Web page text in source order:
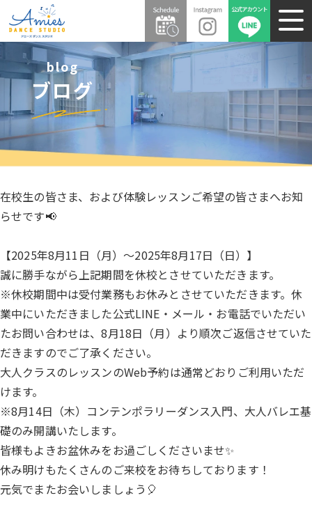
blog
ブログ
在校生の皆さま、および体験レッスンご希望の皆さまへお知
らせです📢
【2025年8月11日（月）～2025年8月17日（日）】
誠に勝手ながら上記期間を休校とさせていただきます。
※休校期間中は受付業務もお休みとさせていただきます。休
業中にいただきました公式LINE・メール・お電話でいただい
たお問い合わせは、8月18日（月）より順次ご返信させていた
だきますのでご了承ください。
大人クラスのレッスンのWeb予約は通常どおりご利用いただ
けます。
※8月14日（木）コンテンポラリーダンス入門、大人バレエ基
礎のみ開講いたします。
皆様もよきお盆休みをお過ごしくださいませ✨
休み明けもたくさんのご来校をお待ちしております！
元気でまたお会いしましょう🎈